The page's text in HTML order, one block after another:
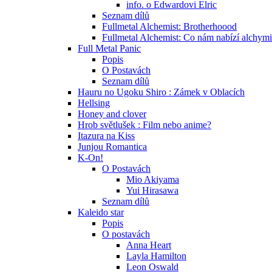
info. o Edwardovi Elric
Seznam dílů
Fullmetal Alchemist: Brotherhoood
Fullmetal Alchemist: Co nám nabízí
Full Metal Panic
Popis
O Postavách
Seznam dílů
Hauru no Ugoku Shiro : Zámek v Oblacích
Hellsing
Honey and clover
Hrob světlušek : Film nebo anime?
Itazura na Kiss
Junjou Romantica
K-On!
O Postavách
Mio Akiyama
Yui Hirasawa
Seznam dílů
Kaleido star
Popis
O postavách
Anna Heart
Layla Hamilton
Leon Oswald